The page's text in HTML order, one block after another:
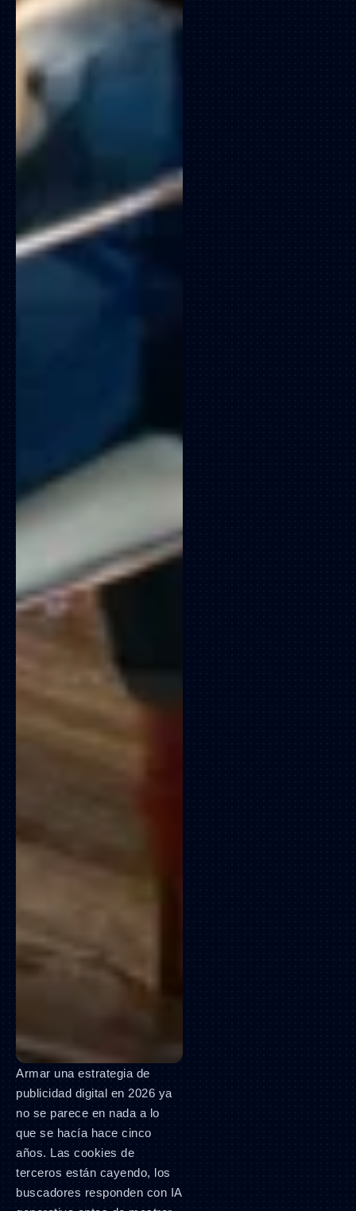
Armar una estrategia de
publicidad digital en 2026 ya
no se parece en nada a lo
que se hacía hace cinco
años. Las cookies de
terceros están cayendo, los
buscadores responden con IA